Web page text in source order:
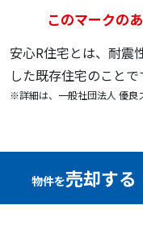
このマークの
安心R住宅とは、耐震
した既存住宅のことで
※詳細は、一般社団法人 優良
物件を売却する